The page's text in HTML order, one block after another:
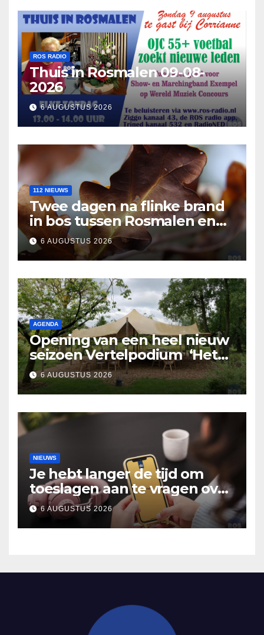
ROS RADIO
Thuis in Rosmalen 09-08-
2026
6 AUGUSTUS 2026
112 NIEUWS
Twee dagen na flinke brand
in bos tussen Rosmalen en
Nuland
6 AUGUSTUS 2026
AGENDA
Opening van een heel nieuw
seizoen Vertelpodium ‘Het
Lopende Vuur’. Landelijke
verhalen in Bomentuin D’n
Hooidonk
6 AUGUSTUS 2026
NIEUWS
Je hebt langer de tijd om
toeslagen aan te vragen over
2025
6 AUGUSTUS 2026